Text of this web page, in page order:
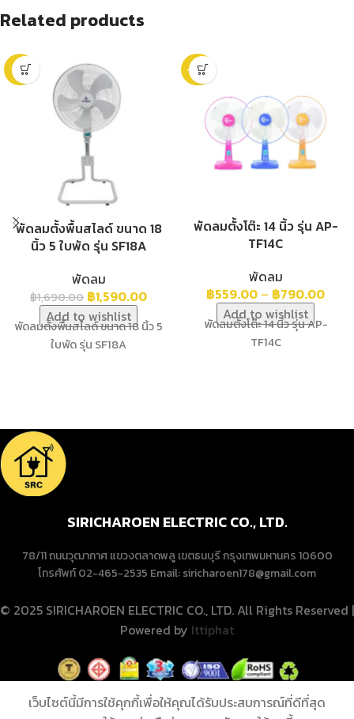
Related products
-6%
พัดลมตั้งพื้นสไลด์ ขนาด 18
นิ้ว 5 ใบพัด รุ่น SF18A
พัดลม
฿1,690.00 ฿1,590.00
Add to wishlist
พัดลมตั้งพื้นสไลด์ ขนาด 18 นิ้ว 5
ใบพัด รุ่น SF18A
-29%
พัดลมตั้งโต๊ะ 14 นิ้ว รุ่น AP-
TF14C
พัดลม
฿559.00 – ฿790.00
Add to wishlist
พัดลมตั้งโต๊ะ 14 นิ้ว รุ่น AP-
TF14C
SIRICHAROEN ELECTRIC CO., LTD.
78/11 ถนนวุฒากาศ แขวงตลาดพลู เขตธนบุรี กรุงเทพมหานคร 10600
โทรศัพท์ 02-465-2535 Email: siricharoen178@gmail.com
© 2025 SIRICHAROEN ELECTRIC CO., LTD. All Rights Reserved |
Powered by Ittiphat
เว็บไซต์นี้มีการใช้คุกกี้เพื่อให้คุณได้รับประสบการณ์ที่ดีที่สุด